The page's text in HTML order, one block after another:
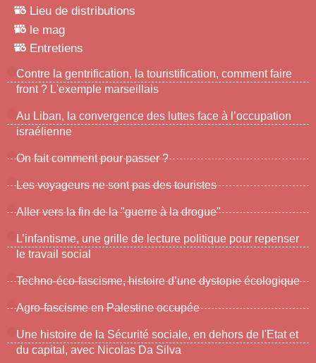
Lieu de distributions
le mag
Entretiens
Contre la gentrification, la touristification, comment faire
front ? L'exemple marseillais
Au Liban, la convergence des luttes face à l’occupation
israélienne
On fait comment pour passer ?
Les voyageurs ne sont pas des touristes
Aller vers la fin de la "guerre à la drogue"
L’infantisme, une grille de lecture politique pour repenser
le travail social
Techno-éco-fascisme, histoire d’une dystopie écologique
Agro-fascisme en Palestine occupée
Une histoire de la Sécurité sociale, en dehors de l'Etat et
du capital, avec Nicolas Da Silva